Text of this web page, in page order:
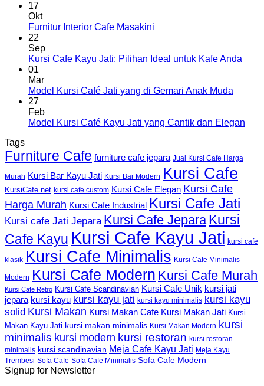
17
Okt
Furnitur Interior Cafe Masakini
22
Sep
Kursi Cafe Kayu Jati: Pilihan Ideal untuk Kafe Anda
01
Mar
Model Kursi Café Jati yang di Gemari Anak Muda
27
Feb
Model Kursi Café Kayu Jati yang Cantik dan Elegan
Tags
Furniture Cafe furniture cafe jepara Jual Kursi Cafe Harga
Murah Kursi Bar Kayu Jati Kursi Bar Modern Kursi Cafe
KursiCafe.net kursi cafe custom Kursi Cafe Elegan Kursi Cafe
Harga Murah Kursi Cafe Industrial Kursi Cafe Jati
Kursi cafe Jati Jepara Kursi Cafe Jepara Kursi
Cafe Kayu Kursi Cafe Kayu Jati kursi cafe
klasik Kursi Cafe Minimalis Kursi Cafe Minimalis
Modern Kursi Cafe Modern Kursi Cafe Murah
Kursi Cafe Retro Kursi Cafe Scandinavian Kursi Cafe Unik kursi jati
jepara kursi kayu kursi kayu jati kursi kayu minimalis kursi kayu
solid Kursi Makan Kursi Makan Cafe Kursi Makan Jati Kursi
Makan Kayu Jati kursi makan minimalis Kursi Makan Modern
kursi
minimalis kursi modern kursi restoran kursi restoran
minimalis kursi scandinavian Meja Cafe Kayu Jati Meja Kayu
Trembesi Sofa Cafe Sofa Cafe Minimalis Sofa Cafe Modern
Signup for Newsletter